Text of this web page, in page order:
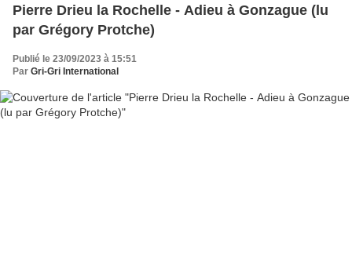
Pierre Drieu la Rochelle - Adieu à Gonzague (lu
par Grégory Protche)
Publié le 23/09/2023 à 15:51
Par Gri-Gri International